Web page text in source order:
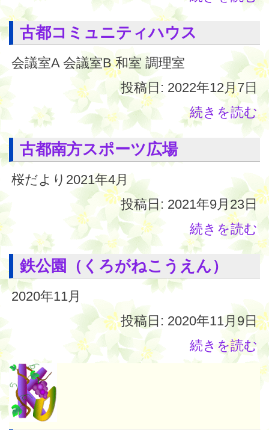
古都コミュニティハウス
会議室A 会議室B 和室 調理室
投稿日: 2022年12月7日
続きを読む
古都南方スポーツ広場
桜だより2021年4月
投稿日: 2021年9月23日
続きを読む
鉄公園（くろがねこうえん）
2020年11月
投稿日: 2020年11月9日
続きを読む